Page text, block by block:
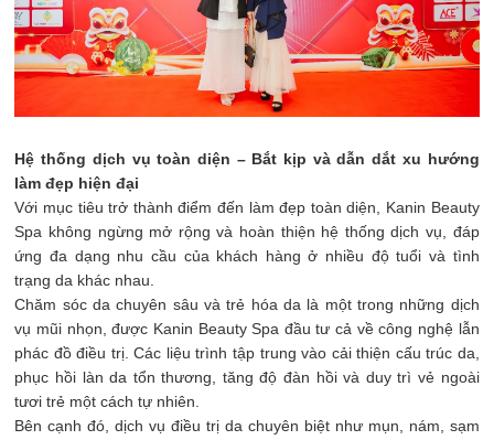
Hệ thống dịch vụ toàn diện – Bắt kịp và dẫn dắt xu hướng
làm đẹp hiện đại
Với mục tiêu trở thành điểm đến làm đẹp toàn diện, Kanin Beauty
Spa không ngừng mở rộng và hoàn thiện hệ thống dịch vụ, đáp
ứng đa dạng nhu cầu của khách hàng ở nhiều độ tuổi và tình
trạng da khác nhau.
Chăm sóc da chuyên sâu và trẻ hóa da là một trong những dịch
vụ mũi nhọn, được Kanin Beauty Spa đầu tư cả về công nghệ lẫn
phác đồ điều trị. Các liệu trình tập trung vào cải thiện cấu trúc da,
phục hồi làn da tổn thương, tăng độ đàn hồi và duy trì vẻ ngoài
tươi trẻ một cách tự nhiên.
Bên cạnh đó, dịch vụ điều trị da chuyên biệt như mụn, nám, sạm